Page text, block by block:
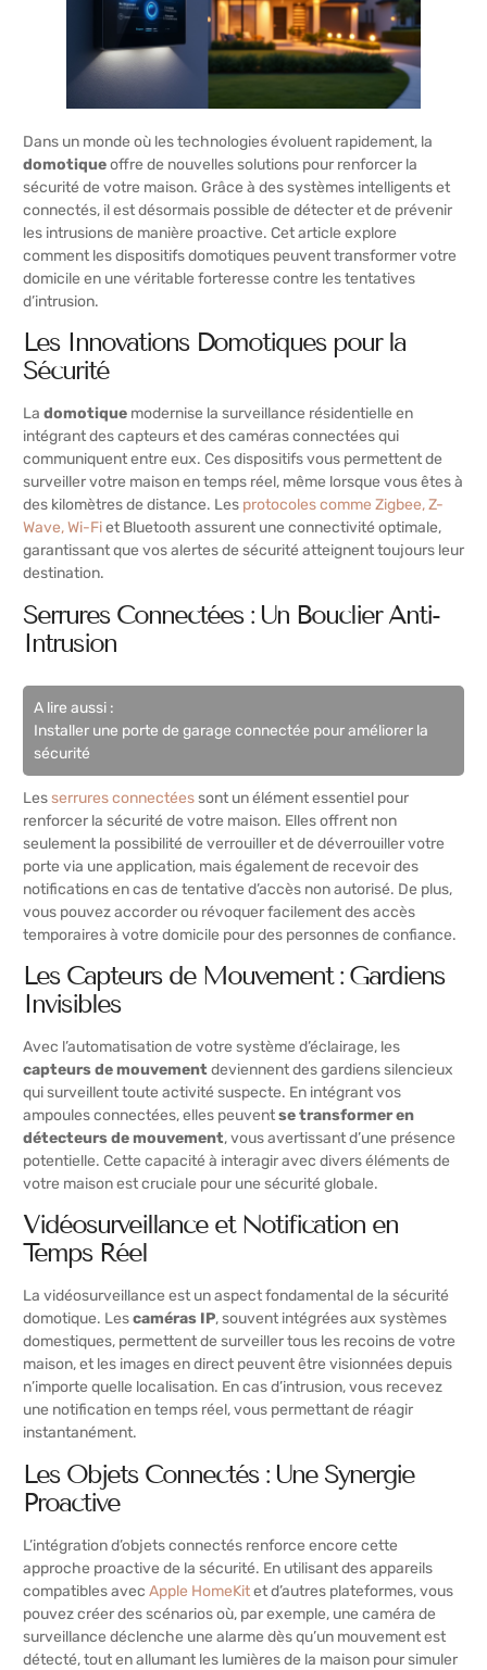
Dans un monde où les technologies évoluent rapidement, la
domotiqueoffre de nouvelles solutions pour renforcer la
sécurité de votre maison. Grâce à des systèmes intelligents et
connectés, il est désormais possible de détecter et de prévenir
les intrusions de manière proactive. Cet article explore
comment les dispositifs domotiques peuvent transformer votre
domicile en une véritable forteresse contre les tentatives
d’intrusion.
Les Innovations Domotiques pour la
Sécurité
La domotique modernise la surveillance résidentielle en
intégrant des capteurs et des caméras connectées qui
communiquent entre eux. Ces dispositifs vous permettent de
surveiller votre maison en temps réel, même lorsque vous êtes à
des kilomètres de distance. Les protocoles comme Zigbee, Z-
Wave, Wi-Fiet Bluetooth assurent une connectivité optimale,
garantissant que vos alertes de sécurité atteignent toujours leur
destination.
Serrures Connectées : Un Bouclier Anti-
Intrusion
A lire aussi :
Installer une porte de garage connectée pour améliorer la
sécurité
Lesserrures connectéessont un élément essentiel pour
renforcer la sécurité de votre maison. Elles offrent non
seulement la possibilité de verrouiller et de déverrouiller votre
porte via une application, mais également de recevoir des
notifications en cas de tentative d’accès non autorisé. De plus,
vous pouvez accorder ou révoquer facilement des accès
temporaires à votre domicile pour des personnes de confiance.
Les Capteurs de Mouvement : Gardiens
Invisibles
Avec l’automatisation de votre système d’éclairage, les
capteurs de mouvementdeviennent des gardiens silencieux
qui surveillent toute activité suspecte. En intégrant vos
ampoules connectées, elles peuventse transformer en
détecteurs de mouvement, vous avertissant d’une présence
potentielle. Cette capacité à interagir avec divers éléments de
votre maison est cruciale pour une sécurité globale.
Vidéosurveillance et Notification en
Temps Réel
La vidéosurveillance est un aspect fondamental de la sécurité
domotique. Lescaméras IP, souvent intégrées aux systèmes
domestiques, permettent de surveiller tous les recoins de votre
maison, et les images en direct peuvent être visionnées depuis
n’importe quelle localisation. En cas d’intrusion, vous recevez
une notification en temps réel, vous permettant de réagir
instantanément.
Les Objets Connectés : Une Synergie
Proactive
L’intégration d’objets connectés renforce encore cette
approche proactive de la sécurité. En utilisant des appareils
compatibles avec Apple HomeKitet d’autres plateformes, vous
pouvez créer des scénarios où, par exemple, une caméra de
surveillance déclenche une alarme dès qu’un mouvement est
détecté, tout en allumant les lumières de la maison pour simuler